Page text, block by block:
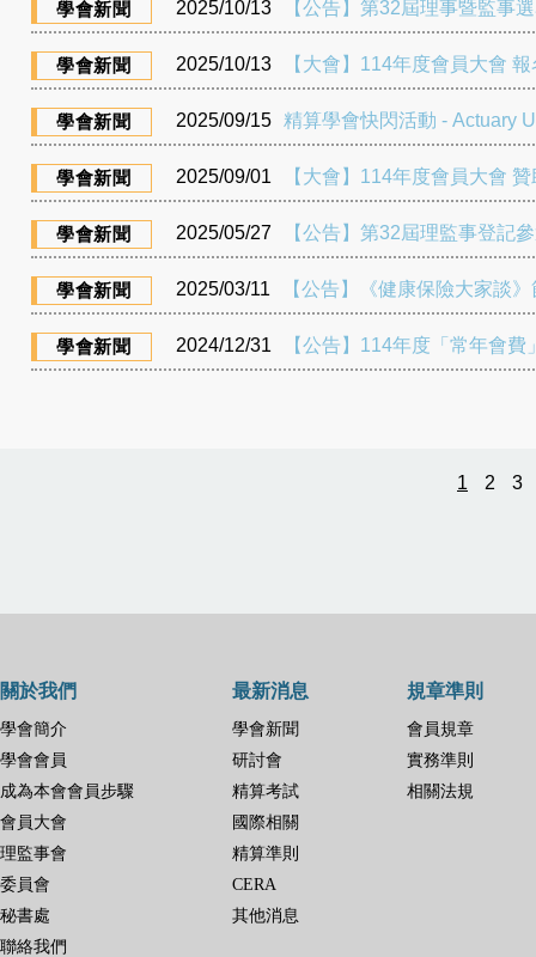
學會新聞 2025/10/13 【公告】第32屆理事暨監事
學會新聞 2025/10/13 【大會】114年度會員大會
學會新聞 2025/09/15 精算學會快閃活動 - Actuary
學會新聞 2025/09/01 【大會】114年度會員大會
學會新聞 2025/05/27 【公告】第32屆理監事登記
學會新聞 2025/03/11 【公告】《健康保險大家談
學會新聞 2024/12/31 【公告】114年度「常年會費
1 2 3
關於我們
學會簡介
學會會員
成為本會會員步驟
會員大會
理監事會
委員會
秘書處
聯絡我們
最新消息
學會新聞
研討會
精算考試
國際相關
精算準則
CERA
其他消息
規章準則
會員規章
實務準則
相關法規